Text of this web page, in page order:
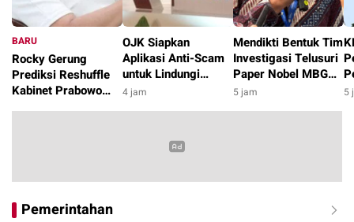
BARU
Rocky Gerung
Prediksi Reshuffle
Kabinet Prabowo
2 jam
OJK Siapkan
Aplikasi Anti-Scam
untuk Lindungi
Masyarakat dari
4 jam
Mendikti Bentuk Tim
Investigasi Telusuri
Paper Nobel MBG
yang Cantumkan
5 jam 5
Pemerintahan